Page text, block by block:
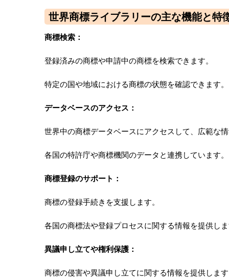
世界商標ライブラリーの主な機能と特
商標検索：
登録済みの商標や申請中の商標を検索できます。
特定の国や地域における商標の状態を確認できます。
データベースのアクセス：
世界中の商標データベースにアクセスして、広範な
各国の特許庁や商標機関のデータと連携しています。
商標登録のサポート：
商標の登録手続きを支援します。
各国の商標法や登録プロセスに関する情報を提供し
異議申し立てや権利保護：
商標の侵害や異議申し立てに関する情報を提供しま